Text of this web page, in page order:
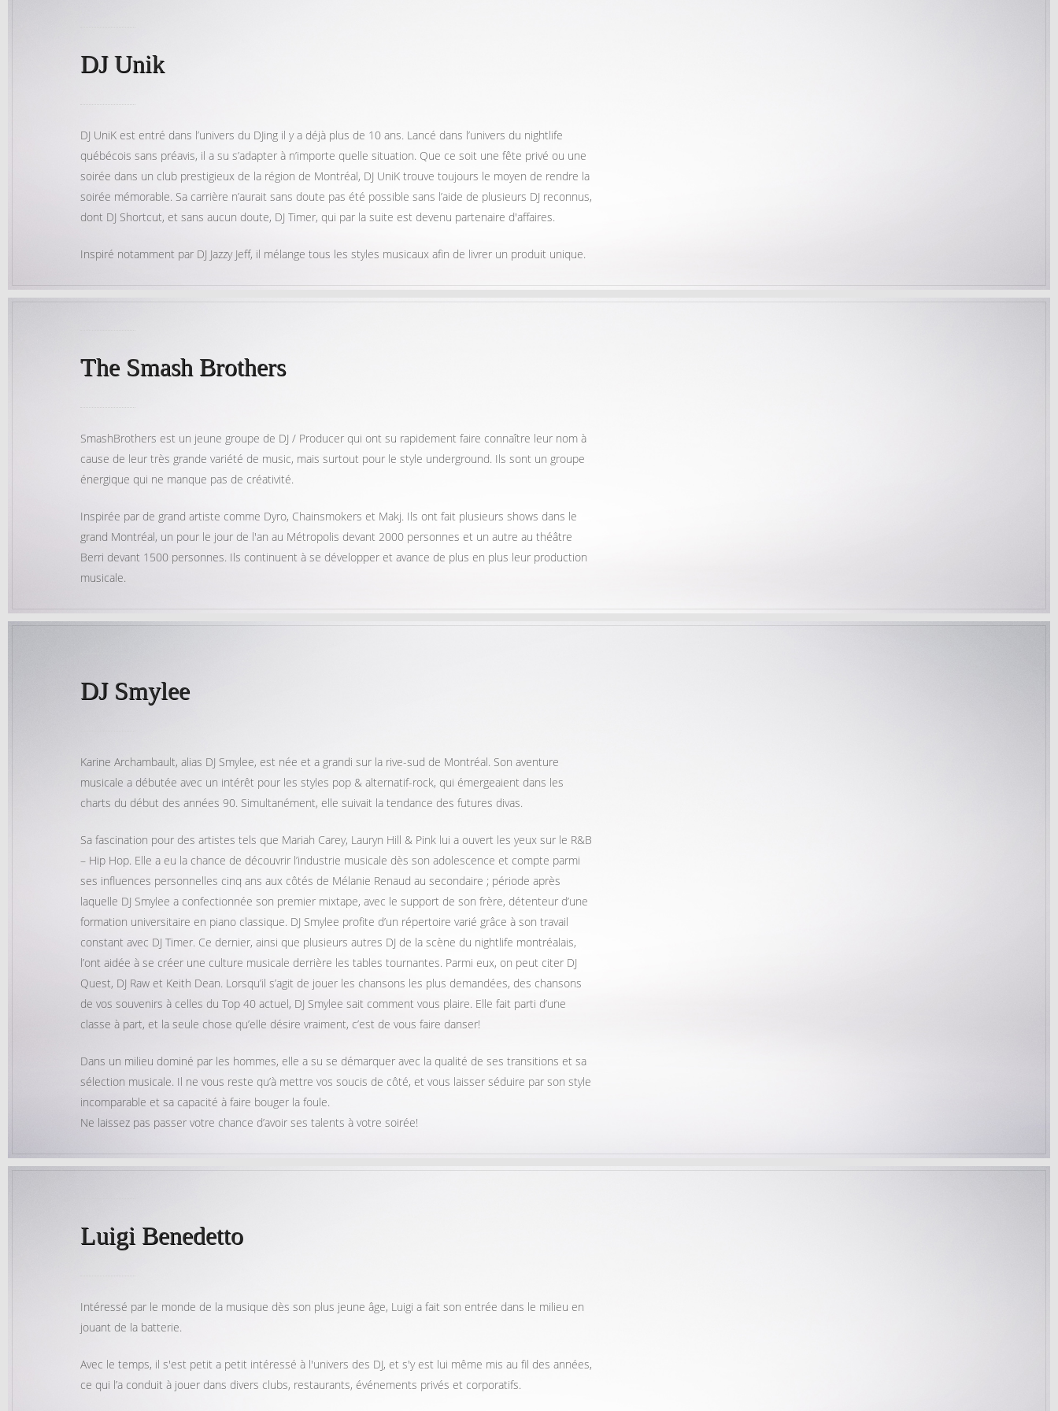
DJ Unik
DJ UniK est entré dans l’univers du DJing il y a déjà plus de 10 ans. Lancé dans l’univers du nightlife
québécois sans préavis, il a su s’adapter à n’importe quelle situation. Que ce soit une fête privé ou une
soirée dans un club prestigieux de la région de Montréal, DJ UniK trouve toujours le moyen de rendre la
soirée mémorable. Sa carrière n’aurait sans doute pas été possible sans l’aide de plusieurs DJ reconnus,
dont DJ Shortcut, et sans aucun doute, DJ Timer, qui par la suite est devenu partenaire d'affaires.
Inspiré notamment par DJ Jazzy Jeff, il mélange tous les styles musicaux afin de livrer un produit unique.
The Smash Brothers
SmashBrothers est un jeune groupe de DJ / Producer qui ont su rapidement faire connaître leur nom à
cause de leur très grande variété de music, mais surtout pour le style underground. Ils sont un groupe
énergique qui ne manque pas de créativité.
Inspirée par de grand artiste comme Dyro, Chainsmokers et Makj. Ils ont fait plusieurs shows dans le
grand Montréal, un pour le jour de l'an au Métropolis devant 2000 personnes et un autre au théâtre
Berri devant 1500 personnes. Ils continuent à se développer et avance de plus en plus leur production
musicale.
DJ Smylee
Karine Archambault, alias DJ Smylee, est née et a grandi sur la rive-sud de Montréal. Son aventure
musicale a débutée avec un intérêt pour les styles pop & alternatif-rock, qui émergeaient dans les
charts du début des années 90. Simultanément, elle suivait la tendance des futures divas.
Sa fascination pour des artistes tels que Mariah Carey, Lauryn Hill & Pink lui a ouvert les yeux sur le R&B
– Hip Hop. Elle a eu la chance de découvrir l’industrie musicale dès son adolescence et compte parmi
ses influences personnelles cinq ans aux côtés de Mélanie Renaud au secondaire ; période après
laquelle DJ Smylee a confectionnée son premier mixtape, avec le support de son frère, détenteur d’une
formation universitaire en piano classique. DJ Smylee profite d’un répertoire varié grâce à son travail
constant avec DJ Timer. Ce dernier, ainsi que plusieurs autres DJ de la scène du nightlife montréalais,
l’ont aidée à se créer une culture musicale derrière les tables tournantes. Parmi eux, on peut citer DJ
Quest, DJ Raw et Keith Dean. Lorsqu’il s’agit de jouer les chansons les plus demandées, des chansons
de vos souvenirs à celles du Top 40 actuel, DJ Smylee sait comment vous plaire. Elle fait parti d’une
classe à part, et la seule chose qu’elle désire vraiment, c’est de vous faire danser!
Dans un milieu dominé par les hommes, elle a su se démarquer avec la qualité de ses transitions et sa
sélection musicale. Il ne vous reste qu’à mettre vos soucis de côté, et vous laisser séduire par son style
incomparable et sa capacité à faire bouger la foule.
Ne laissez pas passer votre chance d’avoir ses talents à votre soirée!
Luigi Benedetto
Intéressé par le monde de la musique dès son plus jeune âge, Luigi a fait son entrée dans le milieu en
jouant de la batterie.
Avec le temps, il s'est petit a petit intéressé à l'univers des DJ, et s'y est lui même mis au fil des années,
ce qui l’a conduit à jouer dans divers clubs, restaurants, événements privés et corporatifs.